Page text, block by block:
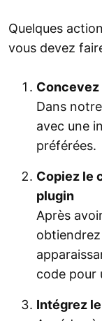
Quelques
vous devez
Dans
avec une
préférées.
Copiez le
plugin
Après
code pour
Intégrez